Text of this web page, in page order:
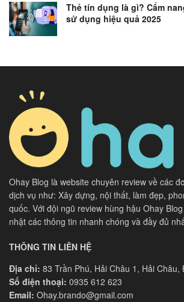
Thẻ tín dụng là gì? Cẩm
sử dụng hiệu quả 2025
Ohay Blog là website chuyên review về các
dịch vụ như: Xây dựng, nội thất, làm đẹp,
quốc. Với đội ngũ review hùng hậu Ohay
nhật các thông tin nhanh chóng và đầy đủ
THÔNG TIN LIÊN HỆ
Địa chỉ: 83 Trần Phú, Hải Châu 1, Hải Châu,
Số điện thoại: 0935 612 623
Email: Ohay.brando@gmail.com